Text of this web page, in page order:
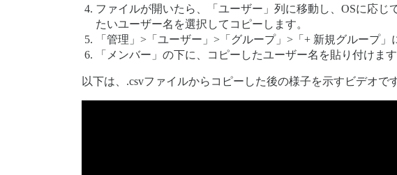
ファイルが開いたら、「ユーザー」列に移動し、OSに応じ
たいユーザー名を選択してコピーします。
「管理」>「ユーザー」>「グループ」>「+ 新規グループ」
「メンバー」の下に、コピーしたユーザー名を貼り付けま
以下は、.csvファイルからコピーした後の様子を示すビデオです